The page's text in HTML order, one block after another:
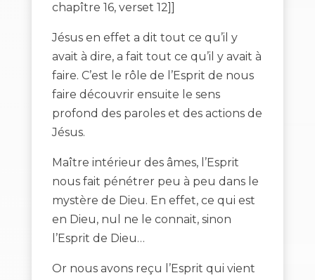
chapître 16, verset 12]]
Jésus en effet a dit tout ce qu’il y
avait à dire, a fait tout ce qu’il y avait à
faire. C’est le rôle de l’Esprit de nous
faire découvrir ensuite le sens
profond des paroles et des actions de
Jésus.
Maître intérieur des âmes, l’Esprit
nous fait pénétrer peu à peu dans le
mystère de Dieu. En effet, ce qui est
en Dieu, nul ne le connait, sinon
l’Esprit de Dieu…
Or nous avons reçu l’Esprit qui vient